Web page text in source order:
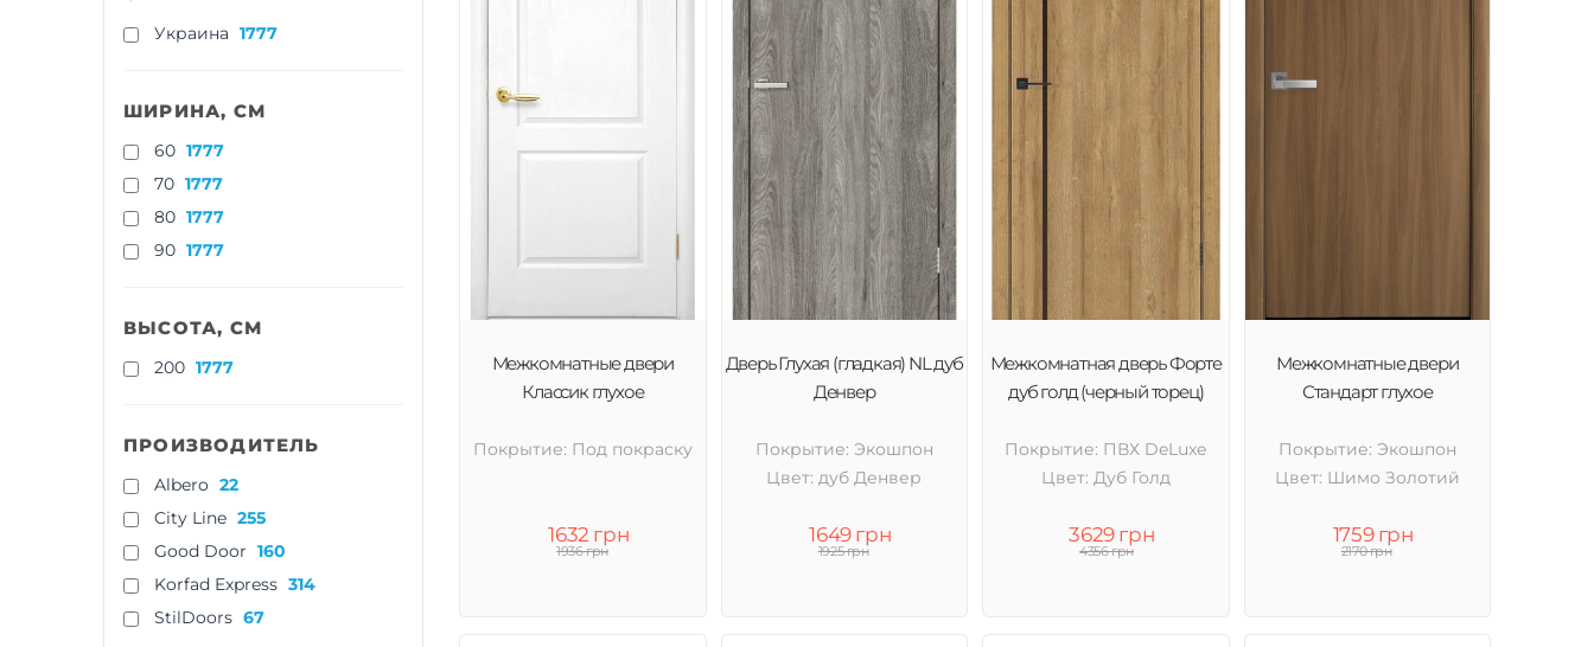
Украина 1777
ШИРИНА, СМ
60 1777
70 1777
80 1777
90 1777
ВЫСОТА, СМ
200 1777
ПРОИЗВОДИТЕЛЬ
Albero 22
City Line 255
Good Door 160
Korfad Express 314
StilDoors 67
Межкомнатные двери
Классик глухое
Покрытие: Под покраску
1632 грн
1936 грн
Дверь Глухая (гладкая) NL дуб
Денвер
Покрытие: Экошпон
Цвет: дуб Денвер
1649 грн
1925 грн
Межкомнатная дверь Форте
дуб голд (черный торец)
Покрытие: ПВХ DeLuxe
Цвет: Дуб Голд
3629 грн
4356 грн
Межкомнатные двери
Стандарт глухое
Покрытие: Экошпон
Цвет: Шимо Золотий
1759 грн
2170 грн